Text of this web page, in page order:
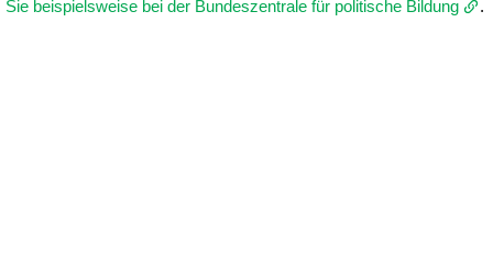
Sie beispielsweise bei der Bundeszentrale für politische Bildung
.